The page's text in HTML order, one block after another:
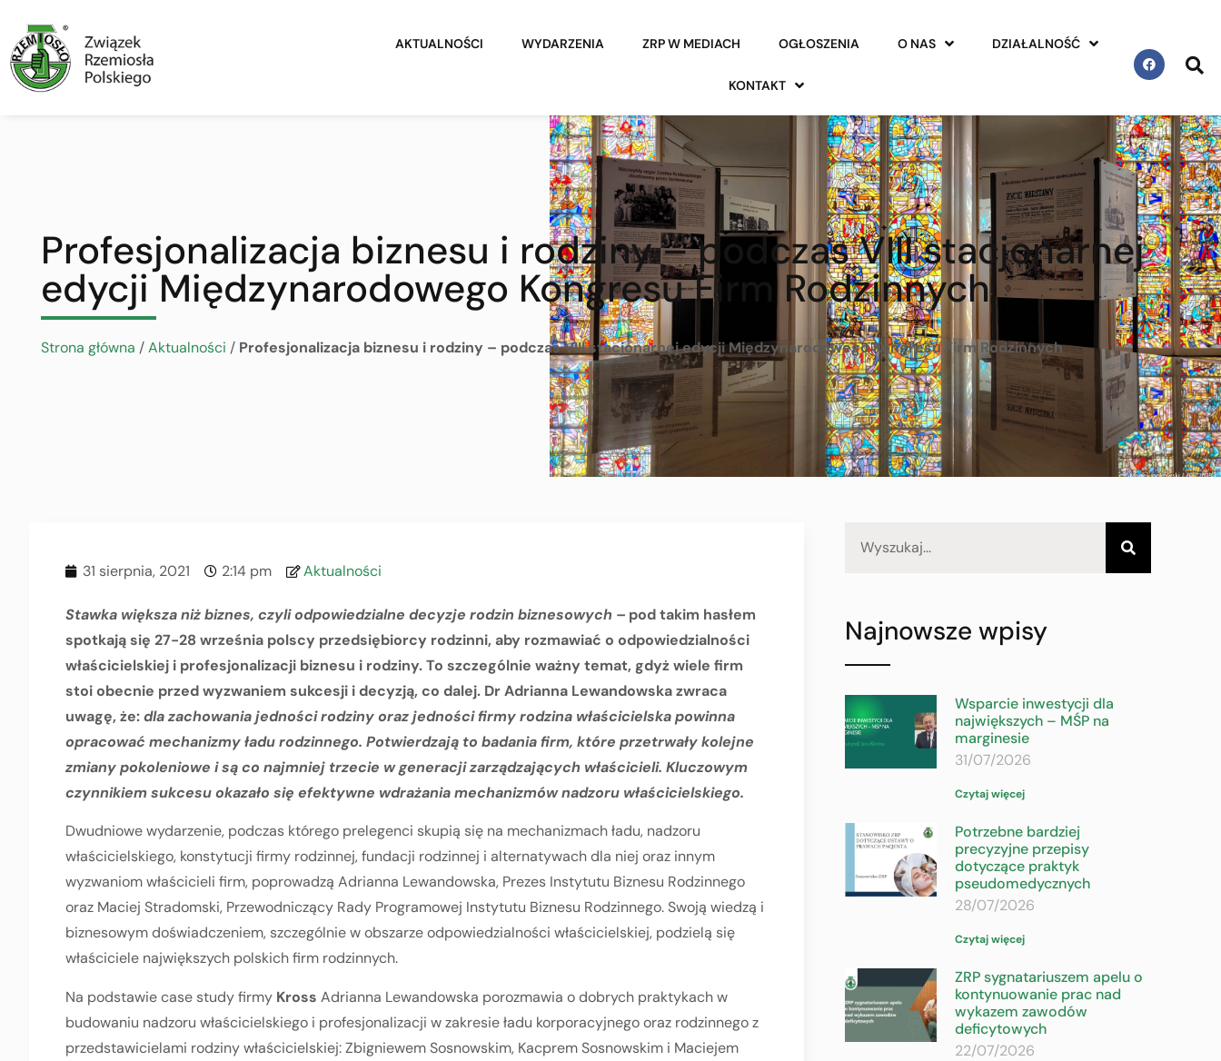
AKTUALNOŚCI WYDARZENIA ZRP W MEDIACH OGŁOSZENIA O NAS DZIAŁALNOŚĆ
KONTAKT
Profesjonalizacja biznesu i rodziny – podczas VIII stacjonarnej
edycji Międzynarodowego Kongresu Firm Rodzinnych
Strona główna /Aktualności / Profesjonalizacja biznesu i rodziny – podczas VIII stacjonarnej edycji Międzynarodowego Kongresu Firm Rodzinnych
31 sierpnia, 2021 2:14 pm Aktualności
Stawka większa niż biznes, czyli odpowiedzialne decyzje rodzin biznesowych – pod takim hasłem
spotkają się 27-28 września polscy przedsiębiorcy rodzinni, aby rozmawiać o odpowiedzialności
właścicielskiej i profesjonalizacji biznesu i rodziny. To szczególnie ważny temat, gdyż wiele firm
stoi obecnie przed wyzwaniem sukcesji i decyzją, co dalej. Dr Adrianna Lewandowska zwraca
uwagę, że:dla zachowania jedności rodziny oraz jedności firmy rodzina właścicielska powinna
opracować mechanizmyładu rodzinnego. Potwierdzają to badania firm, które przetrwały kolejne
zmiany pokoleniowe i są co najmniej trzecie w generacji zarządzających właścicieli. Kluczowym
czynnikiem sukcesu okazało się efektywne wdrażania mechanizmów nadzoru właścicielskiego.
Dwudniowe wydarzenie, podczas którego prelegenci skupią się na mechanizmach ładu, nadzoru
właścicielskiego, konstytucji firmy rodzinnej, fundacji rodzinnej i alternatywach dla niej oraz innym
wyzwaniom właścicieli firm, poprowadzą Adrianna Lewandowska, Prezes Instytutu Biznesu Rodzinnego
oraz Maciej Stradomski, Przewodniczący Rady Programowej Instytutu Biznesu Rodzinnego. Swoją wiedzą i
biznesowym doświadczeniem, szczególnie w obszarze odpowiedzialności właścicielskiej, podzielą się
właściciele największych polskich firm rodzinnych.
Na podstawie case study firmy Kross Adrianna Lewandowska porozmawia o dobrych praktykach w
budowaniu nadzoru właścicielskiego i profesjonalizacji w zakresie ładu korporacyjnego oraz rodzinnego z
przedstawicielami rodziny właścicielskiej: Zbigniewem Sosnowskim, Kacprem Sosnowskim i Maciejem
Najnowsze wpisy
Wsparcie inwestycji dla
największych – MŚP na
marginesie
31/07/2026
Czytaj więcej
Potrzebne bardziej
precyzyjne przepisy
dotyczące praktyk
pseudomedycznych
28/07/2026
Czytaj więcej
ZRP sygnatariuszem apelu o
kontynuowanie prac nad
wykazem zawodów
deficytowych
22/07/2026